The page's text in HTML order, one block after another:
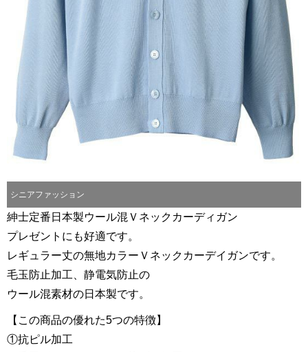
シニアファッション
紳士定番日本製ウール混Ｖネックカーディガン
プレゼントにも好適です。
レギュラー丈の無地カラーＶネックカーデイガンです。
毛玉防止加工、静電気防止の
ウール混素材の日本製です。
【この商品の優れた5つの特徴】
①抗ピル加工